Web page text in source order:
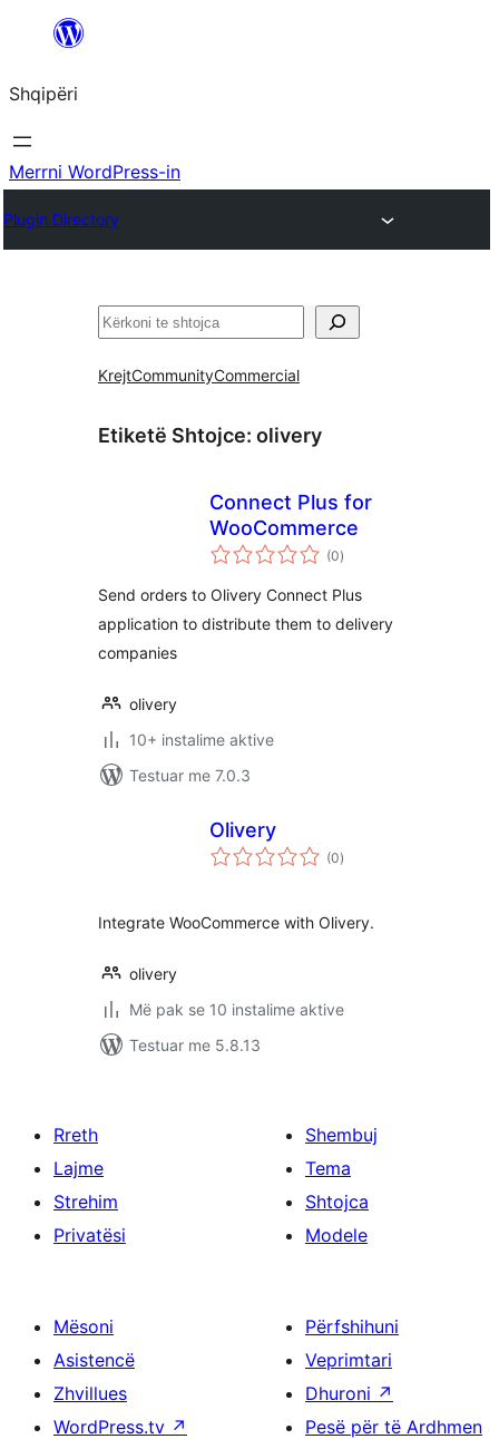
Hidhu
lënda
Shqipëri
Merrni WordPress-in
Plugin Directory
Kërko
KrejtCommunityCommercial
Etiketë Shtojce: olivery
Connect Plus for
WooCommerce
(0vlerësime
gjithsej
)
Send orders to Olivery Connect Plus
application to distribute them to delivery
companies
olivery
10+ instalime aktive
Testuar me 7.0.3
Olivery
(0vlerësime
gjithsej
)
Integrate WooCommerce with Olivery.
olivery
Më pak se 10 instalime aktive
Testuar me 5.8.13
Rreth
Lajme
Strehim
Privatësi
Shembuj
Tema
Shtojca
Modele
Mësoni
Asistencë
Zhvillues
WordPress.tv ↗
Përfshihuni
Veprimtari
Dhuroni ↗
Pesë për të Ardhmen